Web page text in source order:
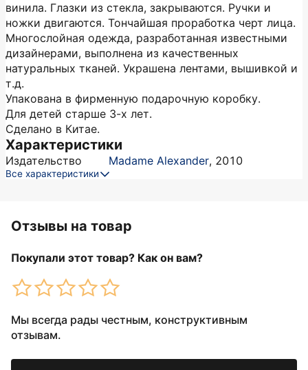
винила. Глазки из стекла, закрываются. Ручки и
ножки двигаются. Тончайшая проработка черт лица.
Многослойная одежда, разработанная известными
дизайнерами, выполнена из качественных
натуральных тканей. Украшена лентами, вышивкой и
т.д.
Упакована в фирменную подарочную коробку.
Для детей старше 3-х лет.
Сделано в Китае.
Характеристики
Издательство Madame Alexander, 2010
Все характеристики
Отзывы на товар
Покупали этот товар? Как он вам?
Мы всегда рады честным, конструктивным
отзывам.